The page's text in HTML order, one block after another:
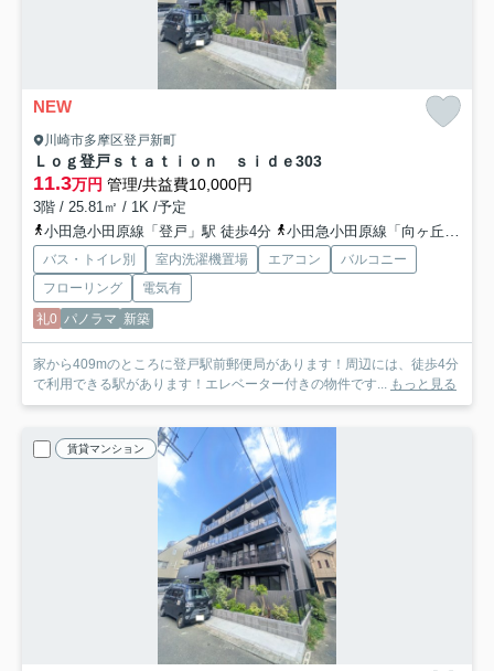
NEW
川崎市多摩区登戸新町
Ｌｏｇ登戸ｓｔａｔｉｏｎ ｓｉｄｅ303
11.3万円 管理/共益費10,000円
3階 / 25.81㎡ / 1K /予定
小田急小田原線「登戸」駅 徒歩4分
小田急小田原線「向ヶ丘遊園」駅 徒歩11分
バス・トイレ別 室内洗濯機置場 エアコン
バルコニー
フローリング
電気有
礼0 パノラマ 新築
家から409mのところに登戸駅前郵便局があります！周辺には、徒歩4分
で利用できる駅があります！エレベーター付きの物件です... もっと見る
賃貸マンション